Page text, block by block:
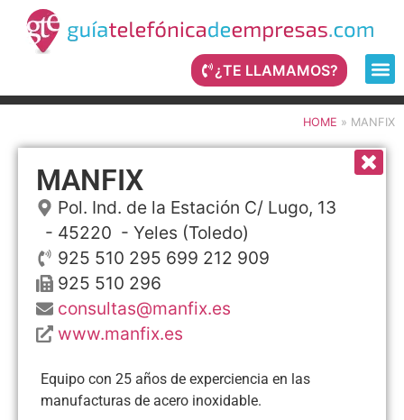
¿TE LLAMAMOS?
HOME » MANFIX
MANFIX
Pol. Ind. de la Estación C/ Lugo, 13
- 45220 - Yeles (Toledo)
925 510 295 699 212 909
925 510 296
consultas@manfix.es
www.manfix.es
Equipo con 25 años de experciencia en las
manufacturas de acero inoxidable.